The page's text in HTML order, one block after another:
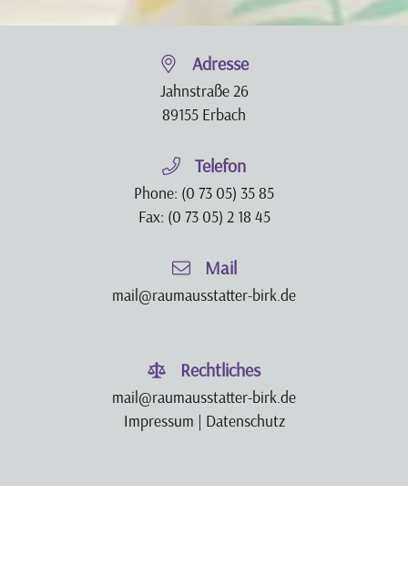
Adresse
Jahnstraße 26
89155 Erbach
Telefon
Phone: (0 73 05) 35 85
Fax: (0 73 05) 2 18 45
Mail
mail@raumausstatter-birk.de
Rechtliches
mail@raumausstatter-birk.de
Impressum | Datenschutz